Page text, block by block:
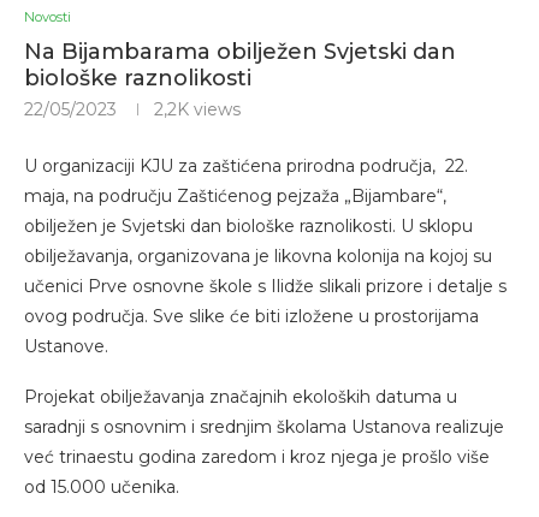
Novosti
Na Bijambarama obilježen Svjetski dan
biološke raznolikosti
22/05/2023 2,2K views
U organizaciji KJU za zaštićena prirodna područja, 22.
maja, na području Zaštićenog pejzaža „Bijambare“,
obilježen je Svjetski dan biološke raznolikosti. U sklopu
obilježavanja, organizovana je likovna kolonija na kojoj su
učenici Prve osnovne škole s Ilidže slikali prizore i detalje s
ovog područja. Sve slike će biti izložene u prostorijama
Ustanove.
Projekat obilježavanja značajnih ekoloških datuma u
saradnji s osnovnim i srednjim školama Ustanova realizuje
već trinaestu godina zaredom i kroz njega je prošlo više
od 15.000 učenika.